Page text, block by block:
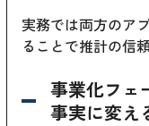
実務では両方のア
ることで推計の信
事業化フ
事実に変え